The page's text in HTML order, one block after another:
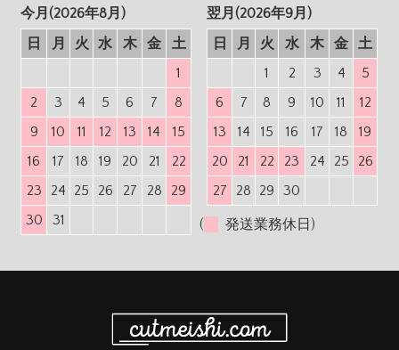
今月(2026年8月)
日
月 火 水 木 金
土
1
2
3 4 5 6 7
8
9
10 11 12 13 14
15
16
17 18 19 20 21
22
23
24 25 26 27 28
29
30
31
翌月(2026年9月)
日
月 火 水 木 金
土
1
2 3 4
5
6
7 8 9 10 11
12
13
14 15 16 17 18
19
20
21 22 23 24 25
26
27
28 29 30
( 発送業務休日)